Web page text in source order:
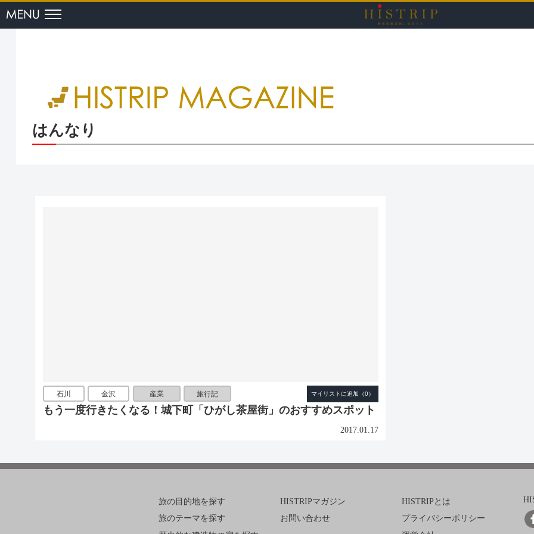
HISTRIP（
はんなり
石川 金沢 産業 旅行記
もう一度行きたくなる！城下町「ひがし茶屋街」のおすすめスポット
2017.01.17
旅の目的地を探す
旅のテーマを探す
HISTRIPマガジン
お問い合わせ
HISTRIPとは
プライバシーポリシー